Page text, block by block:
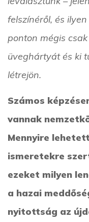
felszínéről, és
ponton mégis
üveghártyát és ki
létrejön.
Számos
vannak
Mennyire
ismeretekre
ezeket milyen
a hazai
nyitottság az